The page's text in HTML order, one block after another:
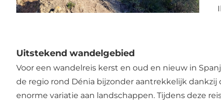
Uitstekend wandelgebied
Voor een wandelreis kerst en oud en nieuw in
de regio rond Dénia bijzonder aantrekkelijk dankzij
enorme variatie aan landschappen. Tijdens deze